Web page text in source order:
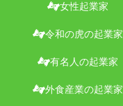
女性起業家
令和の虎の起業家
有名人の起業家
外食産業の起業家